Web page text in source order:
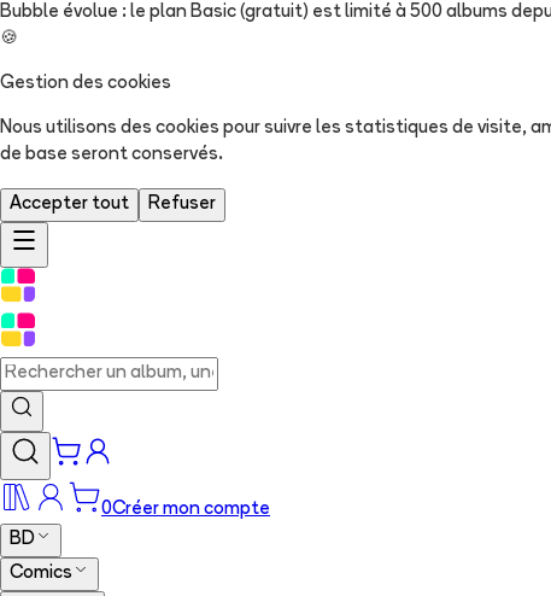
Bubble évolue : le plan Basic (gratuit) est limité à 500 albums
🍪
Gestion des cookies
Nous utilisons des cookies pour suivre les statistiques de visite,
de base seront conservés.
Accepter tout Refuser
0Créer mon compte
BD
Comics